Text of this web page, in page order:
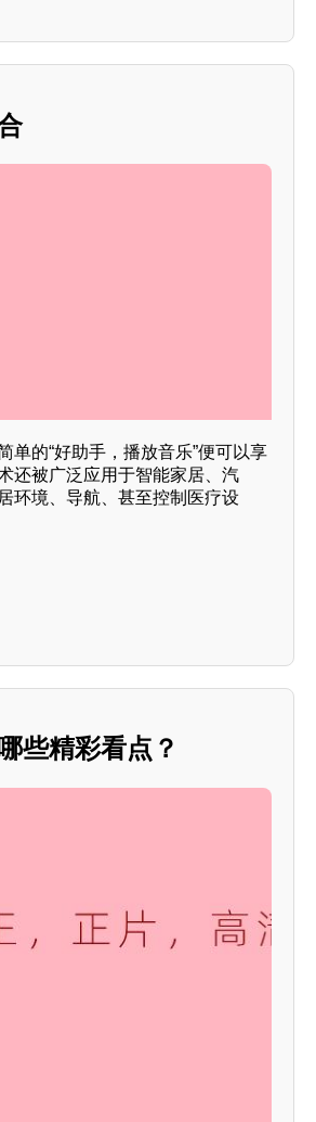
单的“好助手，播放音乐”便可以享
还被广泛应用于智能家居、汽
环境、导航、甚至控制医疗设
些精彩看点？